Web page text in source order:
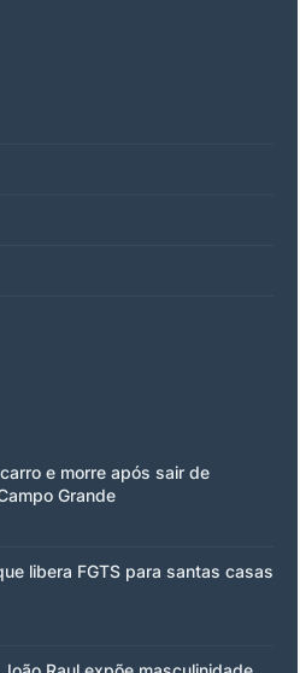
e morre após sair de
Grande
libera FGTS para santas casas